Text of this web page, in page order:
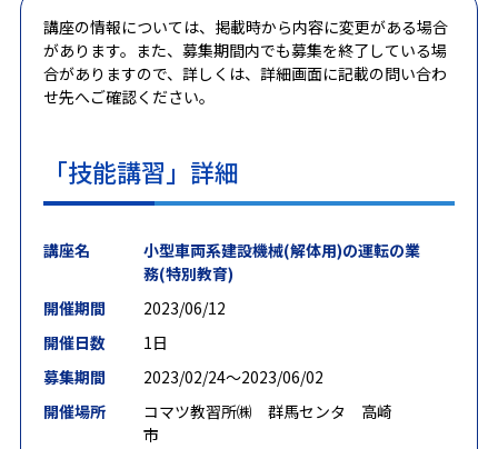
講座の情報については、掲載時から内容に変更がある場合
があります。また、募集期間内でも募集を終了している場
合がありますので、詳しくは、詳細画面に記載の問い合わ
せ先へご確認ください。
「技能講習」詳細
講座名
小型車両系建設機械(解体用)の運転の業
務(特別教育)
開催期間
2023/06/12
開催日数
1日
募集期間
2023/02/24〜2023/06/02
開催場所
コマツ教習所㈱ 群馬センタ 高崎
市